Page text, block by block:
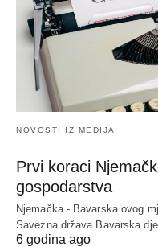
NOVOSTI IZ MEDIJA
Prvi koraci
gospodarstva
Njemačka - Bavarska ovog
Savezna država Bavarska
6 godina ago